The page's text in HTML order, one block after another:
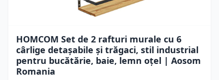
HOMCOM Set de 2 rafturi murale cu 6
cârlige detașabile și trăgaci, stil industrial
pentru bucătărie, baie, lemn oțel | Aosom
Romania